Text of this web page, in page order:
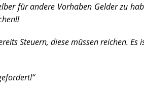
für andere Vorhaben Gelder zu
Steuern, diese müssen reichen. Es